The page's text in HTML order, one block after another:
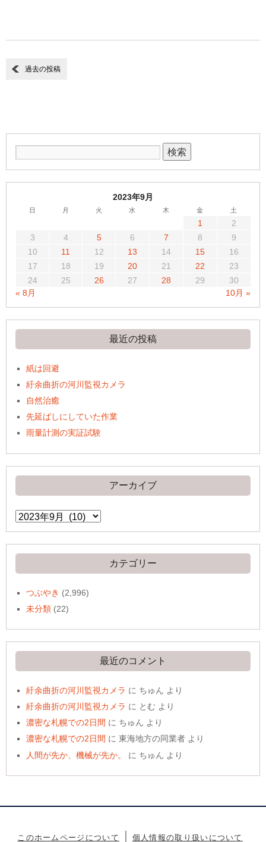
過去の投稿
2023年9月
日 月 火 水 木 金 土
1
2
3
4 5 6 7 8
9
10
11 12 13 14 15
16
17
18 19 20 21 22
23
24
25 26 27 28 29
30
« 8月
10月 »
最近の投稿
紙は回避
紆余曲折の河川監視カメラ
自然治癒
先延ばしにしていた作業
雨量計測の実証試験
アーカイブ
ア
ー
イ
ブ
カテゴリー
つぶやき (2,996)
未分類 (22)
最近のコメント
紆余曲折の河川監視カメラ に ちゅん より
紆余曲折の河川監視カメラ に とむ より
濃密な札幌での2日間 に ちゅん より
濃密な札幌での2日間 に東海地方の同業者 より
人間が先か、機械が先か。
に ちゅん より
このホームページについて 個人情報の取り扱いについて